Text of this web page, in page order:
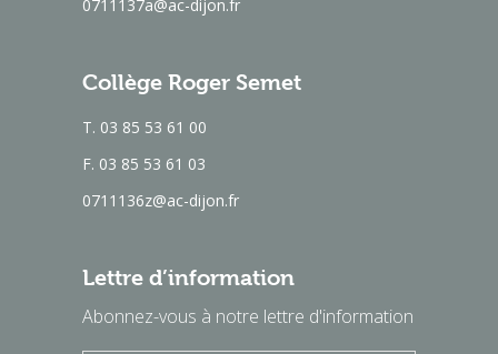
0711137a@ac-dijon.fr
Collège Roger Semet
T. 03 85 53 61 00
F. 03 85 53 61 03
0711136z@ac-dijon.fr
Lettre d’information
Abonnez-vous à notre lettre d'information